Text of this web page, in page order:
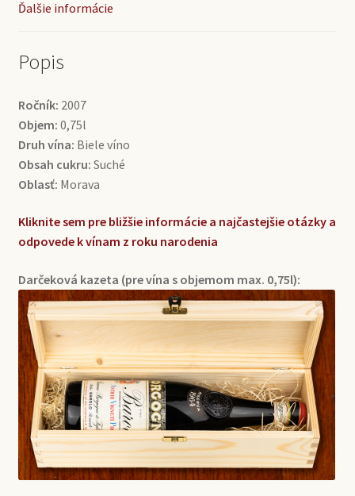
Ďalšie informácie
Popis
Ročník: 2007
Objem: 0,75l
Druh vína: Biele víno
Obsah cukru: Suché
Oblasť: Morava
Kliknite sem pre bližšie informácie a najčastejšie otázky a
odpovede k vínam z roku narodenia
Darčeková kazeta (pre vína s objemom max. 0,75l):